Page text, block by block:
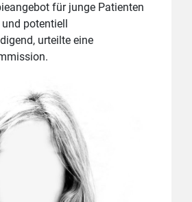
für junge Patienten
potentiell
urteilte eine